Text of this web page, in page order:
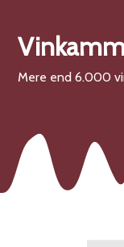
Mere end 6.000